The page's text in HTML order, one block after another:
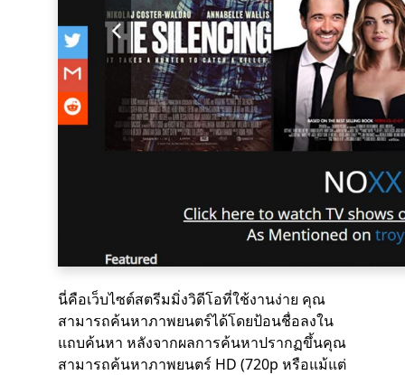
นี่คือเว็บไซต์สตรีมมิ่งวิดีโอที่ใช้งานง่าย คุณ
สามารถค้นหาภาพยนตร์ได้โดยป้อนชื่อลงใน
แถบค้นหา หลังจากผลการค้นหาปรากฏขึ้นคุณ
สามารถค้นหาภาพยนตร์ HD (720p หรือแม้แต่